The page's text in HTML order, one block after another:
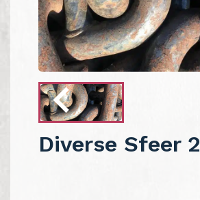
Diverse Sfeer 2